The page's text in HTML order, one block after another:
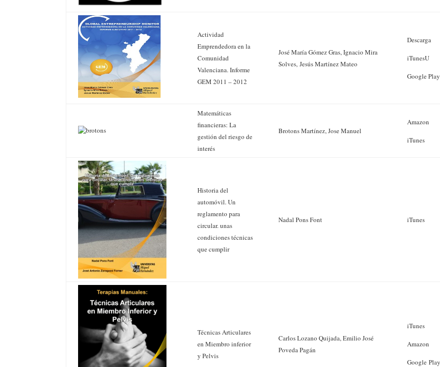
Actividad
Emprendedora en la
Comunidad
Valenciana. Informe
GEM 2011 – 2012
José María Gómez Gras, Ignacio Mira
Solves, Jesús Martínez Mateo
Descarga
iTunesU
Google Play
Matemáticas
financieras: La
gestión del riesgo de
interés
Brotons Martínez, Jose Manuel
Amazon
iTunes
Historia del
automóvil. Un
reglamento para
circular. unas
condiciones técnicas
que cumplir
Nadal Pons Font iTunes
Técnicas Articulares
en Miembro inferior
y Pelvis
Carlos Lozano Quijada, Emilio José
Poveda Pagán
iTunes
Amazon
Google